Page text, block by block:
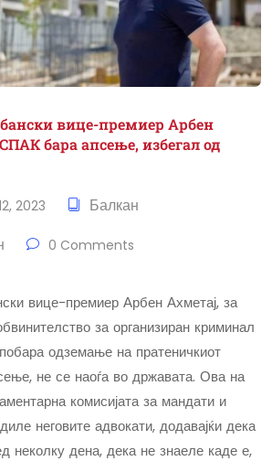
вице-премиер Арбен
бара апсење, избегал од
2023
Балкан
0 Comments
вице-премиер Арбен Ахметај, за
за организиран криминал
одземање на пратеничкиот
не се наоѓа во државата. Ова на
комисијата за мандати и
неговите адвокати, додавајќи дека
неколку дена, дека не знаеле каде е,